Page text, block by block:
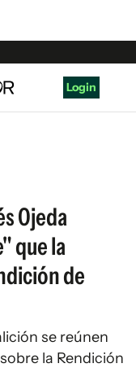
Login
Ojeda
que la
de
se reúnen
la Rendición